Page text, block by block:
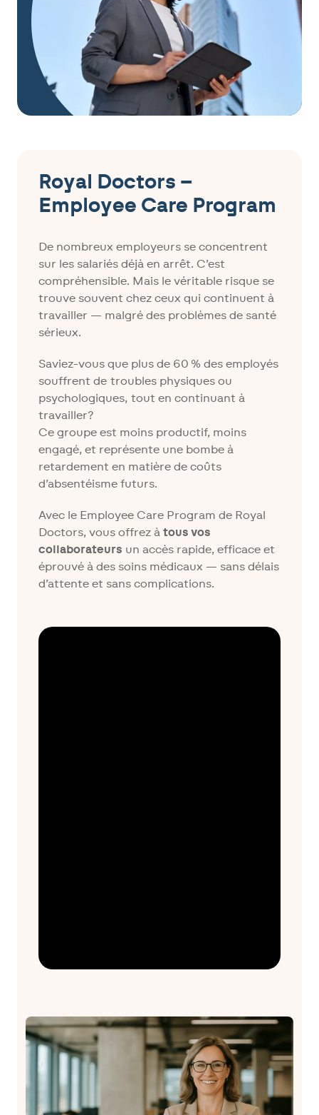
Royal Doctors –
Employee Care Program
De nombreux employeurs se concentrent
sur les salariés déjà en arrêt. C’est
compréhensible. Mais le véritable risque se
trouve souvent chez ceux qui continuent à
travailler — malgré des problèmes de santé
sérieux.
Saviez-vous que plus de 60 % des employés
souffrent de troubles physiques ou
psychologiques, tout en continuant à
travailler?
Ce groupe est moins productif, moins
engagé, et représente une bombe à
retardement en matière de coûts
d’absentéisme futurs.
Avec le Employee Care Program de Royal
Doctors, vous offrez à tous vos
collaborateurs un accès rapide, efficace et
éprouvé à des soins médicaux — sans délais
d’attente et sans complications.